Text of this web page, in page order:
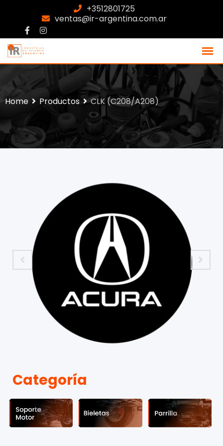
+3512801725
ventas@ir-argentina.com.ar
Home Productos CLK (C208/A208)
Categoría